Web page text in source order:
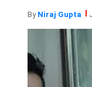
By Niraj Gupta